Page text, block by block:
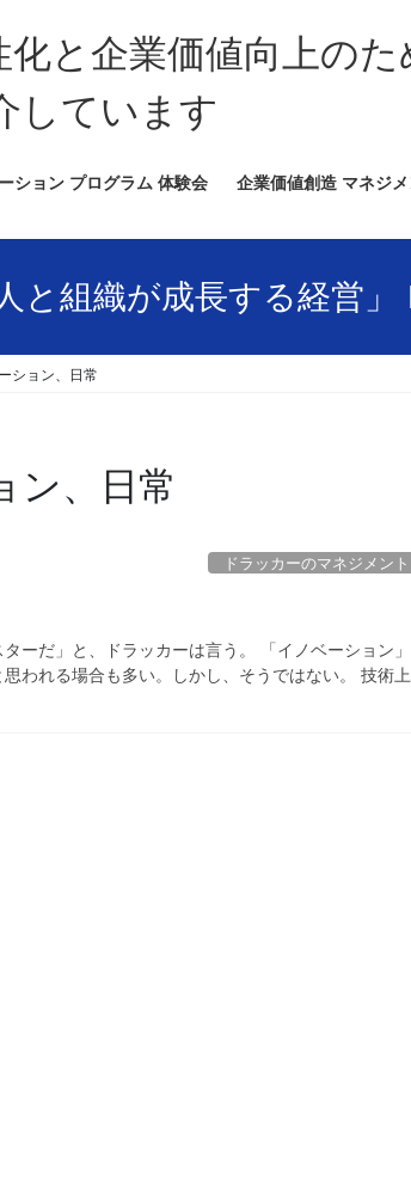
と企業価値向上の
しています
ション プログラム 体験会 企業価値創造 マネジ
人と組織が成長する経営」
ション、日常
ン、日常
ドラッカーのマネジメント
ーだ」と、ドラッカーは言う。 「イノベーション」
われる場合も多い。しかし、そうではない。 技術上